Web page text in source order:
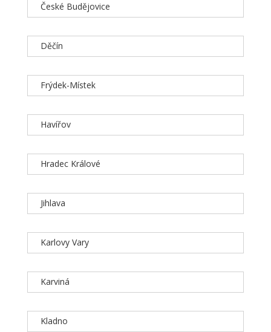
České Budějovice
Děčín
Frýdek-Místek
Havířov
Hradec Králové
Jihlava
Karlovy Vary
Karviná
Kladno